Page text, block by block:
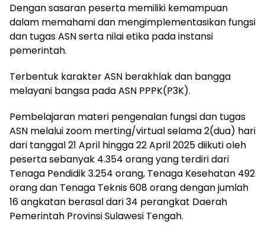
Dengan sasaran peserta memiliki kemampuan
dalam memahami dan mengimplementasikan fungsi
dan tugas ASN serta nilai etika pada instansi
pemerintah.
Terbentuk karakter ASN berakhlak dan bangga
melayani bangsa pada ASN PPPK(P3K).
Pembelajaran materi pengenalan fungsi dan tugas
ASN melalui zoom merting/virtual selama 2(dua) hari
dari tanggal 21 April hingga 22 April 2025 diikuti oleh
peserta sebanyak 4.354 orang yang terdiri dari
Tenaga Pendidik 3.254 orang, Tenaga Kesehatan 492
orang dan Tenaga Teknis 608 orang dengan jumlah
16 angkatan berasal dari 34 perangkat Daerah
Pemerintah Provinsi Sulawesi Tengah.